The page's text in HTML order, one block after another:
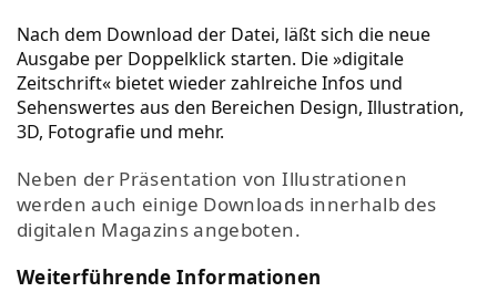
Nach dem Download der Datei, läßt sich die neue
Ausgabe per Doppelklick starten. Die »digitale
Zeitschrift« bietet wieder zahlreiche Infos und
Sehenswertes aus den Bereichen Design, Illustration,
3D, Fotografie und mehr.
Neben der Präsentation von Illustrationen
werden auch einige Downloads innerhalb des
digitalen Magazins angeboten.
Weiterführende Informationen